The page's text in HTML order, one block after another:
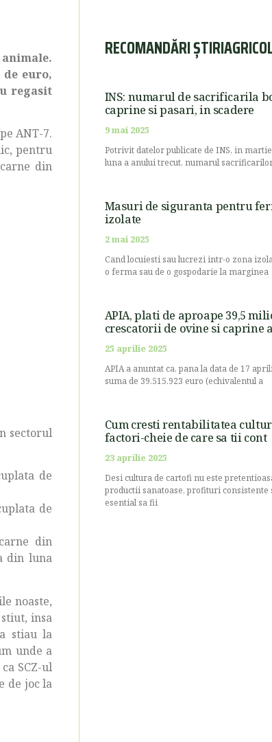
euro,
regasit
ANT-7.
pentru
din
sectorul
de
de
din
din luna
noaste,
insa
stiau la
unde a
SCZ-ul
de joc la
RECOMANDĂRI
INS: numarul de sacrificarila
caprine si pasari, in scadere
9 mai 2025
Potrivit datelor publicate de INS, in
luna a anului trecut, numarul
Masuri de siguranta pentru
izolate
2 mai 2025
Cand locuiesti sau lucrezi intr-o zona
o ferma sau de o gospodarie la marginea
APIA, plati de aproape 39,5
crescatorii de ovine si caprine
25 aprilie 2025
APIA a anuntat ca, pana la data de 17
suma de 39.515.923 euro (echivalentul a
Cum cresti rentabilitatea
factori-cheie de care sa tii cont
23 aprilie 2025
Desi cultura de cartofi nu este
productii sanatoase, profituri consistente
esential sa fii